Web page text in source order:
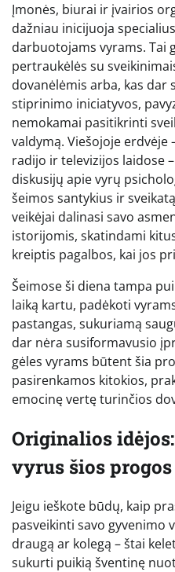
Įmonės, biurai ir įvairios
dažniau inicijuoja
darbuotojams vyrams. Tai
pertraukėlės su
dovanėlėmis arba, kas dar
stiprinimo iniciatyvos,
nemokamai pasitikrinti
valdymą. Viešojoje
radijo ir televizijos laidose
diskusijų apie vyrų
šeimos santykius ir
veikėjai dalinasi savo
istorijomis, skatindami
kreiptis pagalbos, kai jos
Šeimose ši diena tampa
laiką kartu, padėkoti
pastangas, sukuriamą
dar nėra susiformavusio
gėles vyrams būtent šia
pasirenkamos kitokios,
emocinę vertę turinčios
Originalios
vyrus šios
Jeigu ieškote būdų, kaip
pasveikinti savo gyvenimo
draugą ar kolegą – štai
sukurti puikią šventinę